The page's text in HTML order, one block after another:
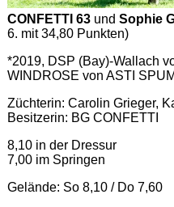
CONFETTI 63 und Sophie
6. mit 34,80 Punkten)
*2019, DSP (Bay)-Wallach
WINDROSE von ASTI
Züchterin: Carolin Grieger,
Besitzerin: BG CONFETTI
8,10 in der Dressur
7,00 im Springen
Gelände: So 8,10 / Do 7,60